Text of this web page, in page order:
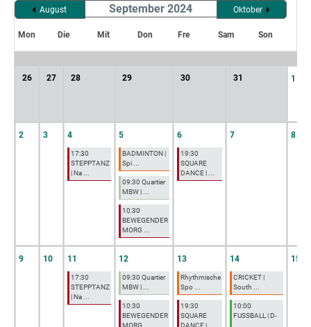
August September 2024 Oktober
Mon Die Mit Don Fre Sam Son
26 27 28 29 30 31 1
2 3 4
17:30
STEPPTANZ
| Na ...
5
BADMINTON |
Spi ...
09:30 Quartier
MBW | ...
10:30
BEWEGENDER
MORG ...
6
19:30
SQUARE
DANCE | ...
7 8
9 10 11
17:30
STEPPTANZ
| Na ...
12
09:30 Quartier
MBW | ...
10:30
BEWEGENDER
13
Rhythmische
Spo ...
19:30
SQUARE
14
CRICKET |
South ...
10:00
FUSSBALL | D-
15